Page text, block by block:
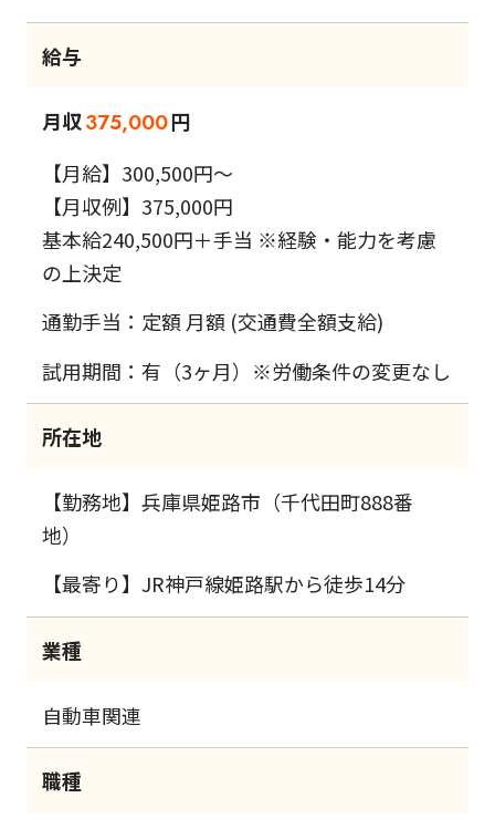
給与
月収375,000円
【月給】300,500円～
【月収例】375,000円
基本給240,500円＋手当 ※経験・能力を考慮
の上決定
通勤手当：定額 月額 (交通費全額支給)
試用期間：有（3ヶ月）※労働条件の変更なし
所在地
【勤務地】兵庫県姫路市（千代田町888番
地）
【最寄り】JR神戸線姫路駅から徒歩14分
業種
自動車関連
職種